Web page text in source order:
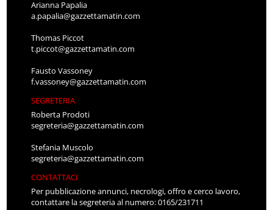
Arianna Papalia
a.papalia@gazzettamatin.com
Thomas Piccot
t.piccot@gazzettamatin.com
Fausto Vassoney
f.vassoney@gazzettamatin.com
SEGRETERIA
Roberta Prodoti
segreteria@gazzettamatin.com
Stefania Muscolo
segreteria@gazzettamatin.com
CONTATTACI
Per pubblicazione annunci, necrologi, offro e cerco lavoro,
contattare la segreteria al numero: 0165/231711